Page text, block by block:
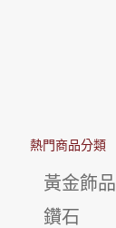
熱門商品分類
黃金飾品
鑽石